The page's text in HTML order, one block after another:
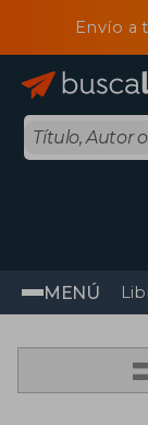
Envío a
MENÚ